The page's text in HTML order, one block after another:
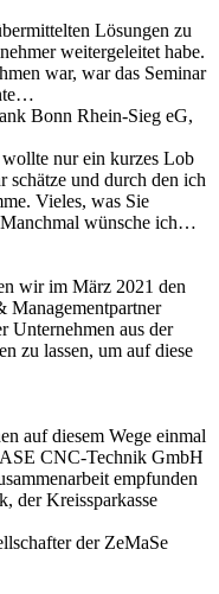
Lösungen zu
weitergeleitet habe.
war, war das Seminar
Bonn Rhein-Sieg eG,
nur ein kurzes Lob
schätze und durch den ich
Vieles, was Sie
wünsche ich…
wir im März 2021 den
Managementpartner
Unternehmen aus der
zu lassen, um auf diese
auf diesem Wege einmal
CNC-Technik GmbH
empfunden
der Kreissparkasse
der ZeMaSe